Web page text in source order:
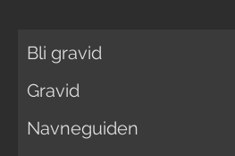
Bli gravid
Gravid
Navneguiden